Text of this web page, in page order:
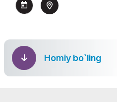
Homiy bo`ling